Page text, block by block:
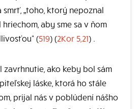
„toho, ktorý nepoznal
aby sme sa v ňom
(519) (2Kor 5,21) .
zavrhnutie, ako keby bol sám
láske, ktorá ho stále
prijal nás v poblúdení nášho